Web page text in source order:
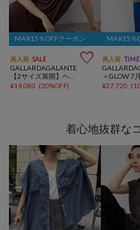
MAX15％OFFクーポン
再入荷 SALE 
GALLARDAGALANTE
¥14,080 (20%OFF)
MAX15％
再入荷 TIME
¥27,720 (
着心地抜群な